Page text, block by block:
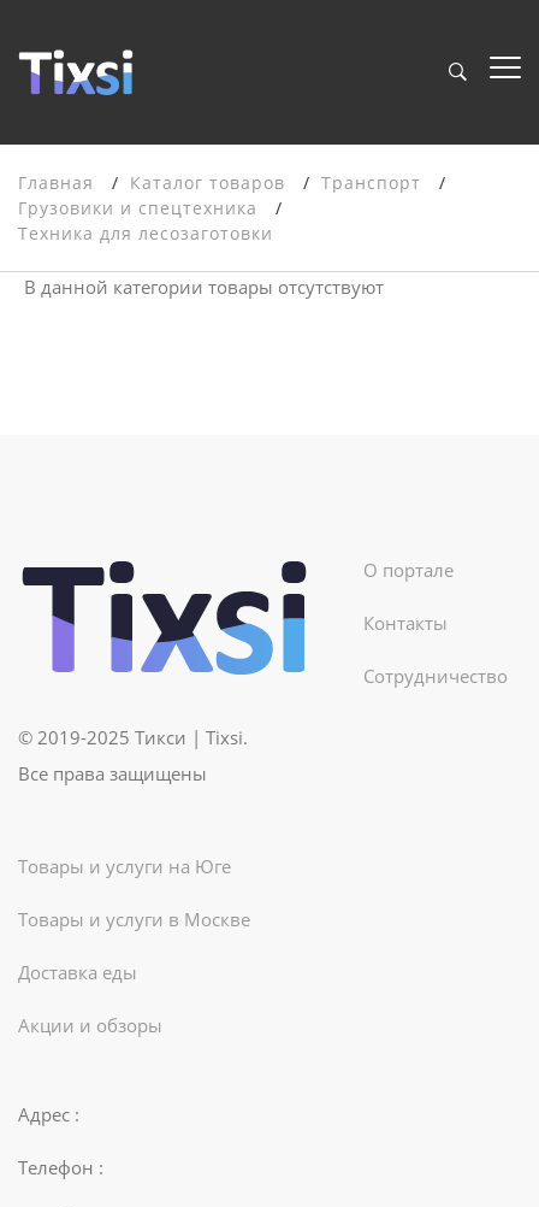
Главная Каталог товаров
Транспорт
Грузовики и спецтехника
Техника для лесозаготовки
В данной категории товары отсутствуют
© 2019-2025 Тикси | Tixsi.
Все права защищены
О портале
Контакты
Сотрудничество
Товары и услуги на Юге
Товары и услуги в Москве
Доставка еды
Акции и обзоры
Адрес :
Телефон :